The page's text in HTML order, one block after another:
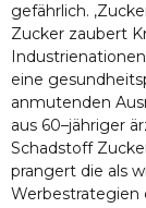
gefährlich.
Zucker zaubert
eine
anmutenden
aus 60–jähriger
Schadstoff
prangert die als
Werbestrategien